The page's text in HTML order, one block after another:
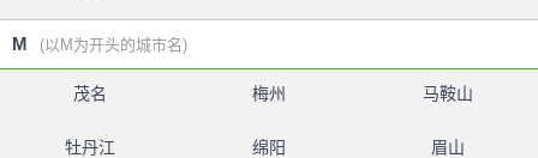
M (以M为开头的城市名)
茂名 梅州 马鞍山
牡丹江 绵阳 眉山